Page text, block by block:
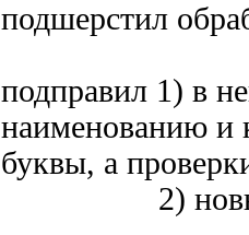
подшерстил
подправил 1) в
наименованию и
буквы, а
2) новый